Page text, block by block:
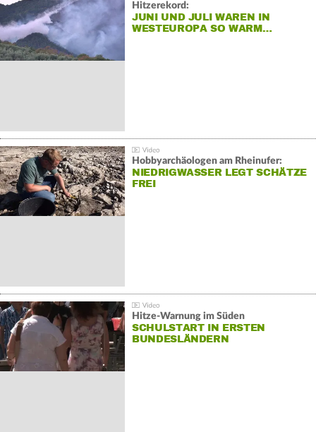
Hitzerekord:
JUNI UND JULI WAREN IN
WESTEUROPA SO WARM…
Hobbyarchäologen am Rheinufer:
NIEDRIGWASSER LEGT SCHÄTZE
FREI
Hitze-Warnung im Süden
SCHULSTART IN ERSTEN
BUNDESLÄNDERN